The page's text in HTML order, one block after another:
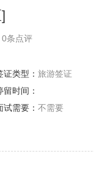
0条点评
证类型： 旅游签证
留时间：
试需要： 不需要